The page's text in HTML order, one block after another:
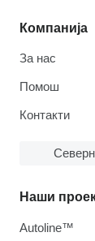
Компанија
За нас
Помош
Контакти
Наши
Autoline™